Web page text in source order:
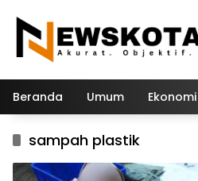
konten
Beranda Umum Ekonomi
sampah plastik